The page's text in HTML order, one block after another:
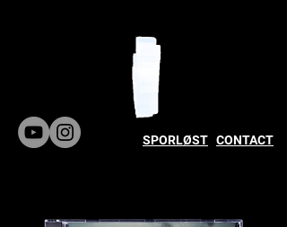
CONTACT
SPORLØST